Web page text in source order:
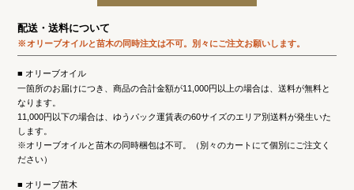
配送・送料について
オリーブオイルと苗木の同時注文は不可。 別々にご注文お願いします。
オリーブオイル
一箇所のお届けにつき、商品の合計金額が11,000円以上の場合は、送料が無料と
なります。
11,000円以下の場合は、ゆうパック運賃表の60サイズのエリア別送料が発生いた
します。
※オリーブオイルと苗木の同時梱包は不可。（別々のカートにて個別にご注文く
ださい）
オリーブ苗木